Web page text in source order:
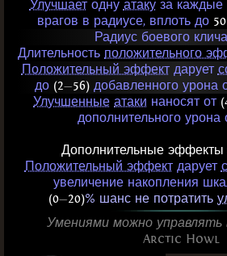
Улучшаетодну атакуза каждые
врагов в радиусе, вплоть до 50
Радиус боевого
Длительность положительного
Положительный эффектдарует
до (2—56)добавленного урона
Улучшенные атаки наносят от
дополнительного урона
Дополнительные эффекты
Положительный эффектдарует
увеличение накопления
(0—20)% шанс не потратить
Умениями можно управлять
Arctic Howl